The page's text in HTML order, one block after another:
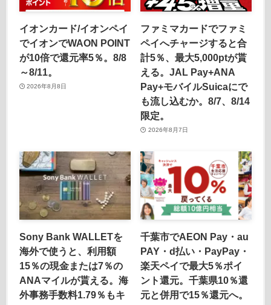
イオンカード/イオンペイ
でイオンでWAON POINT
が10倍で還元率5％。8/8
～8/11。
2026年8月8日
ファミマカードでファミ
ペイへチャージすると合
計5％、最大5,000ptが貰
える。JAL Pay+ANA
Pay+モバイルSuicaにで
も流し込むか。8/7、8/14
限定。
2026年8月7日
Sony Bank WALLETを
海外で使うと、利用額
15％の現金または7％の
ANAマイルが貰える。海
外事務手数料1.79％もキ
千葉市でAEON Pay・au
PAY・d払い・PayPay・
楽天ペイで最大5％ポイ
ント還元。千葉県10％還
元と併用で15％還元へ。